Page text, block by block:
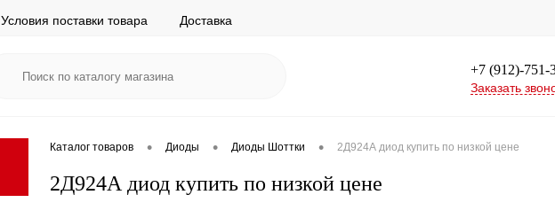
Условия поставки товара Доставка
+7 (912)-751-
Заказать
Каталог товаров • Диоды • Диоды Шоттки • 2Д924А диод купить по низкой цене
2Д924А диод купить по низкой цене